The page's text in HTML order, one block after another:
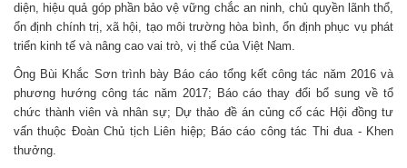
diện, hiệu quả góp phần bảo vệ vững chắc an ninh, chủ quyền lãnh thổ,
ổn định chính trị, xã hội, tạo môi trường hòa bình, ổn định phục vụ phát
triển kinh tế và nâng cao vai trò, vị thế của Việt Nam.
Ông Bùi Khắc Sơn trình bày Báo cáo tổng kết công tác năm 2016 và
phương hướng công tác năm 2017; Báo cáo thay đổi bổ sung về tổ
chức thành viên và nhân sự; Dự thảo đề án củng cố các Hội đồng tư
vấn thuộc Đoàn Chủ tịch Liên hiệp; Báo cáo công tác Thi đua - Khen
thưởng.